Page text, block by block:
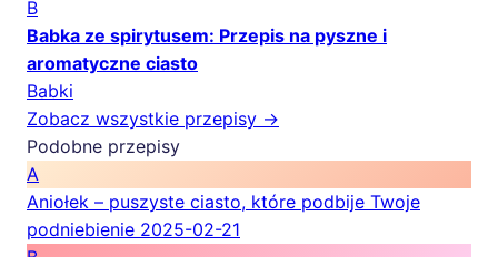
B
Babka ze spirytusem: Przepis na pyszne i
aromatyczne ciasto
Babki
Zobacz wszystkie przepisy →
Podobne przepisy
A
Aniołek – puszyste ciasto, które podbije Twoje
podniebienie 2025-02-21